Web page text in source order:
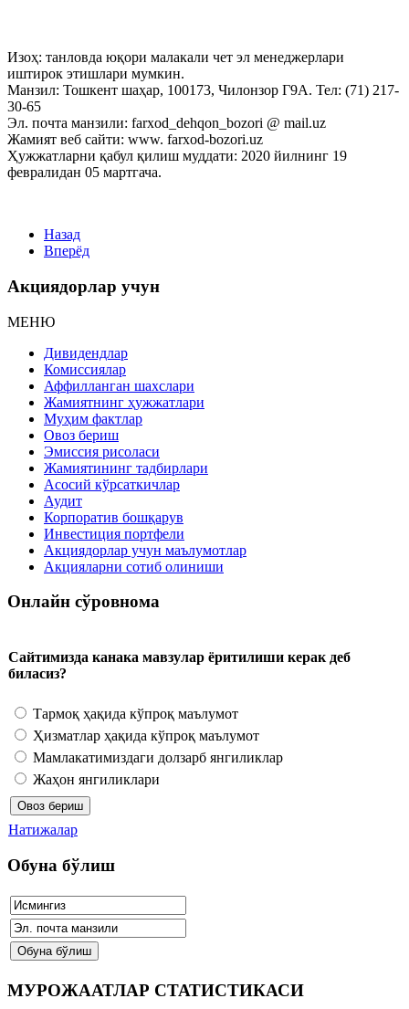
Изоҳ: танловда юқори малакали чет эл менеджерлари
иштирок этишлари мумкин.
Манзил: Тошкент шаҳар, 100173, Чилонзор Г9А. Тел: (71) 217-
30-65
Эл. почта манзили: farxod_dehqon_bozori @ mail.uz
Жамият веб сайти: www. farxod-bozori.uz
Ҳужжатларни қабул қилиш муддати: 2020 йилнинг 19
февралидан 05 мартгача.
Назад
Вперёд
Акциядорлар учун
МЕНЮ
Дивидендлар
Комиссиялар
Аффилланган шахслари
Жамиятнинг ҳужжатлари
Муҳим фактлар
Овоз бериш
Эмиссия рисоласи
Жамиятининг тадбирлари
Асосий кўрсаткичлар
Аудит
Корпоратив бошқарув
Инвестиция портфели
Акциядорлар учун маълумотлар
Акцияларни сотиб олиниши
Онлайн сўровнома
Сайтимизда канака мавзулар ёритилиши керак деб
биласиз?
Тармоқ ҳақида кўпроқ маълумот
Ҳизматлар ҳақида кўпроқ маълумот
Мамлакатимиздаги долзарб янгиликлар
Жаҳон янгиликлари
Натижалар
Обуна бўлиш
МУРОЖААТЛАР СТАТИСТИКАСИ